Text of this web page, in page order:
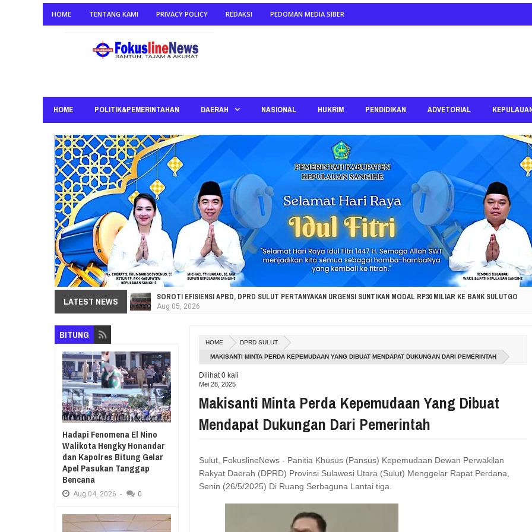
HOME TENTANG KAMI PRIVACY POLICY REDAKSI PEDOMAN MEDIA SIBER
HOME POLITIK&PEMERINTAHAN DAERAH NASIONAL HUKRIM PENDIDIKAN ADVETORIAL
LATEST NEWS SOROTI EFISIENSI APBD, DPRD SULUT PERTANYAKAN URGENSI SUNTIKAN MODAL RP30 MILIAR KE BANK SULUTGO
Aug 05, 2026
SEKRETARIAT DPRD PROVINSI SULAWESI UTARA DUKUNG GERAKAN INDONESIA ASRI, WUJUDKAN LINGKUNGAN BERSIH
Aug 2026
RESES VIONITA KUERA SERAP ASPIRASI MASYARAKAT KAWAHANG, DORONG PERCEPATAN PEMBANGUNAN DI NUSA
Aug
GUBERNUR YULIUS BAWAKAN CERITA ANAK: KISAH TUMOU HANGATKAN HAN KE-42, AJARKAN KASIH SAYANG,
Aug 2026
Aug
GERAK CEPAT PEMPROV SULUT ANTISIPASI KEBAKARAN HUTAN DI GUNUNG SOPUTAN, LINTAS INSTANSI DIKERAHKAN
2026
RESES IRENE GOLDA PINONTOAN PERKUAT SINERGI PEMERINTAH DAN MASYARAKAT UNTUK MENDORONG
RESES II DPRD SULUT, ROYKE OCTAVIAN RORING SERAP ASPIRASI WARGA RANOMUUT UNTUK INFRASTRUKTUR DAN
HOME DPRD SULUT
MAKISANTI MINTA PERDA KEPEMUDAAN YANG DIBUAT MENDAPAT DUKUNGAN DARI PEMERINTAH
Dilihat0 kali
Mei 28, 2025
Makisanti Minta Perda Kepemudaan Yang Dibuat
Mendapat Dukungan Dari Pemerintah
Sulut, FokuslineNews - Panitia Khusus (Pansus) Kepemudaan Dewan Perwakilan
Rakyat Daerah (DPRD) Provinsi Sulawesi Utara (Sulut) Menggelar Rapat Perdana,
Senin (26/5/2025) Di Ruang Serbaguna Lantai tiga.
BITUNG
Hadapi Fenomena El Nino
Walikota Hengky Honandar
dan Kapolres Bitung Gelar
Apel Pasukan Tanggap
Bencana
Aug 04, 2026 - 0